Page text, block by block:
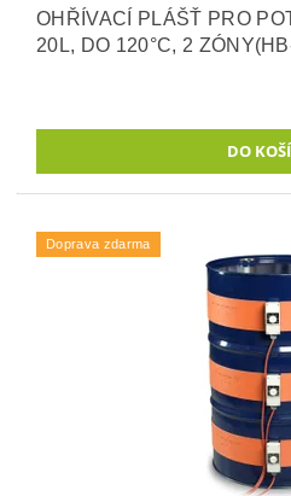
OHŘÍVACÍ PLÁŠŤ PRO
20L, DO 120°C, 2
Doprava zdarma